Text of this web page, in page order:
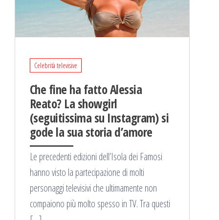
Celebrità televisive
Che fine ha fatto Alessia
Reato? La showgirl
(seguitissima su Instagram) si
gode la sua storia d’amore
Le precedenti edizioni dell’Isola dei Famosi
hanno visto la partecipazione di molti
personaggi televisivi che ultimamente non
compaiono più molto spesso in TV. Tra questi